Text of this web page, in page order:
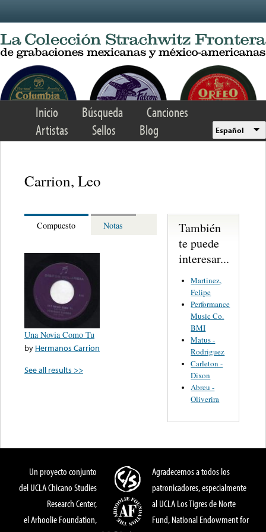
Inicio Búsqueda
Canciones
Artistas
Sellos Blog Español
Carrion, Leo
Compuesto Notas
Una Novia Como Tu
by Hermanos Carrion
See all results >>
También
te puede
interesar...
Martinez,
Felipe
Performance
Music Co.
BMI
Matus -
Rodriguez
Carleton -
Dixon
Abreu -
Oliverira
Un proyecto conjunto
del UCLA Chicano Studies
Research Center,
el Arhoolie Foundation,
Agradecemos a todos los
patronicadores, especialmente
al UCLA Los Tigres de Norte
Fund, National Endowment for